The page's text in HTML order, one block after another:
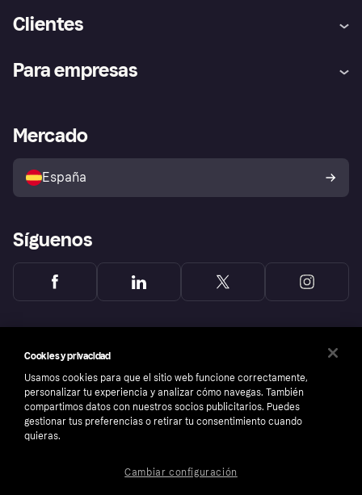
Clientes
Inicio de sesión
Directorio de tiendas
Política de protección al
comprador de Klarna
Reclamaciones
Para empresas
Acceso empresas
Mercado
España
Síguenos
Cookies y privacidad
Usamos cookies para que el sitio web funcione correctamente,
personalizar tu experiencia y analizar cómo navegas. También
compartimos datos con nuestros socios publicitarios. Puedes
gestionar tus preferencias o retirar tu consentimiento cuando
quieras.
Cambiar configuración